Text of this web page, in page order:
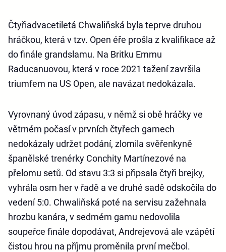
Čtyřiadvacetiletá Chwaliňská byla teprve druhou
hráčkou, která v tzv. Open éře prošla z kvalifikace až
do finále grandslamu. Na Britku Emmu
Raducanuovou, která v roce 2021 tažení završila
triumfem na US Open, ale navázat nedokázala.
Vyrovnaný úvod zápasu, v němž si obě hráčky ve
větrném počasí v prvních čtyřech gamech
nedokázaly udržet podání, zlomila svěřenkyně
španělské trenérky Conchity Martínezové na
přelomu setů. Od stavu 3:3 si připsala čtyři brejky,
vyhrála osm her v řadě a ve druhé sadě odskočila do
vedení 5:0. Chwaliňská poté na servisu zažehnala
hrozbu kanára, v sedmém gamu nedovolila
soupeřce finále dopodávat, Andrejevová ale vzápětí
čistou hrou na příjmu proměnila první mečbol.